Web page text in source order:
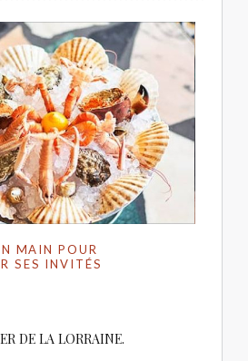
MAIN POUR
SES INVITÉS
DE LA LORRAINE.